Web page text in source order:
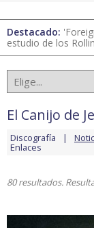
Destacado:
estudio de los
El Canijo de
Discografía
Enlaces
80 resultados.